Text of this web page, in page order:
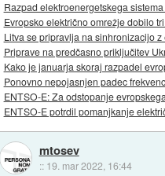
Razpad elektroenergetskega
Evropsko električno omrežje dobilo
Litva se pripravlja na sinhronizacijo
Priprave na predčasno priključitev
Kako je januarja skoraj razpadel
Ponovno nepojasnjen padec
ENTSO-E: Za odstopanje
ENTSO-E potrdil pomanjkanje
mtosev
:: 19. mar 2022, 16:44